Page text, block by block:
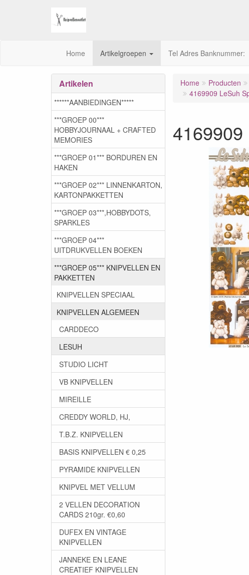
Home Artikelgroepen Tel Adres Banknummer:
Home Producten
4169909 LeSuh
Artikelen
******AANBIEDINGEN*****
***GROEP 00***
HOBBYJOURNAAL + CRAFTED
MEMORIES
***GROEP 01*** BORDUREN EN
HAKEN
***GROEP 02*** LINNENKARTON,
KARTONPAKKETTEN
***GROEP 03***,HOBBYDOTS,
SPARKLES
***GROEP 04***
UITDRUKVELLEN BOEKEN
***GROEP 05*** KNIPVELLEN EN
PAKKETTEN
KNIPVELLEN SPECIAAL
KNIPVELLEN ALGEMEEN
CARDDECO
LESUH
STUDIO LICHT
VB KNIPVELLEN
MIREILLE
CREDDY WORLD, HJ,
T.B.Z. KNIPVELLEN
BASIS KNIPVELLEN € 0,25
PYRAMIDE KNIPVELLEN
KNIPVEL MET VELLUM
2 VELLEN DECORATION
CARDS 210gr. €0,60
DUFEX EN VINTAGE
KNIPVELLEN
JANNEKE EN LEANE
CREATIEF KNIPVELLEN